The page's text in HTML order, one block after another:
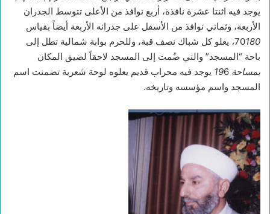
يوجد فيه اثنتا عشرة نافذة، أربع نوافذ من الأعلى تتوسط الجدران
الأربعة، وثماني نوافذ من الأسفل على جدرانه الأربعة أيضاً بقياس
70180 ، يعلو كل شباك نصف قبة، وللحرم بوابة شمالية تطل إلى
باحة “المسجد” والتي ضُمت إلى المسجد لاحقاً لضيق المكان
بمساحة 19
6 يوجد فيه محراب قديم يعلوه لوحة شعرية تضمنت اسم
المسجد واسم مؤسسه وتاريخه.